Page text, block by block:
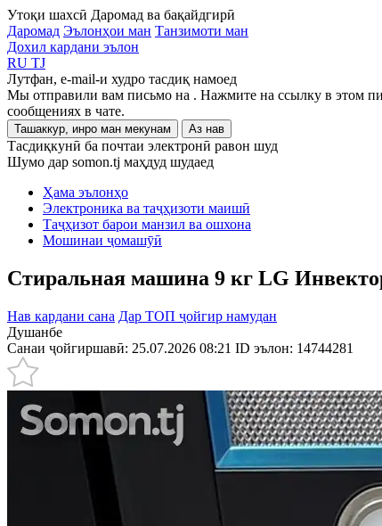
Утоқи шахсӣ Даромад ва бақайдгирӣ
Даромад Эълонҳои ман Танзимоти ман
Дохил кардани эълон
RU TJ
Лутфан, e-mail-и худро тасдиқ намоед
Мы отправили вам письмо на . Нажмите на ссылку в этом
сообщениях в чате.
Ташаккур, инро ман мекунам Аз нав
Тасдиқкунӣ ба почтаи электронӣ равон шуд
Шумо дар somon.tj маҳдуд шудаед
Ҳама эълонҳо
Электроника ва таҷҳизоти маишӣ
Таҷҳизот барои манзил ва ошхона
Мошинаи ҷомашӯӣ
Стиральная машина 9 кг LG
Нав кардани сана Дар ТОП ҷойгир намудан
Душанбе
Санаи ҷойгиршавӣ: 25.07.2026 08:21 ID эълон: 14744281